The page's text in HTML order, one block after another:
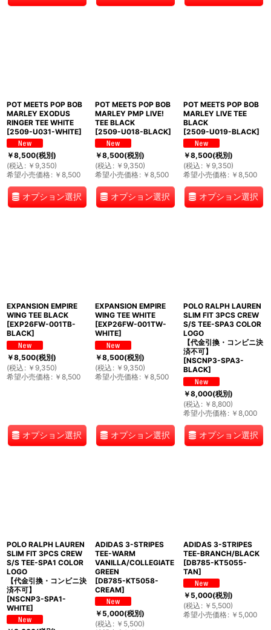
POT MEETS POP BOB
MARLEY EXODUS
RINGER TEE WHITE
[2509-U031-WHITE]
￥8,500(税別)
(税込 : ￥ 9,350)
希望小売価格: ￥ 8,500
オプション選択
POT MEETS POP BOB
MARLEY PMP LIVE!
TEE BLACK
[2509-U018-BLACK]
￥8,500(税別)
(税込 : ￥ 9,350)
希望小売価格: ￥ 8,500
オプション選択
POT MEETS POP BOB
MARLEY LIVE TEE
BLACK
[2509-U019-BLACK]
￥8,500(税別)
(税込 : ￥ 9,350)
希望小売価格: ￥ 8,500
オプション選択
EXPANSION EMPIRE
WING TEE BLACK
[EXP26FW-001TB-
BLACK]
￥8,500(税別)
(税込 : ￥ 9,350)
希望小売価格: ￥ 8,500
オプション選択
EXPANSION EMPIRE
WING TEE WHITE
[EXP26FW-001TW-
WHITE]
￥8,500(税別)
(税込 : ￥ 9,350)
希望小売価格: ￥ 8,500
オプション選択
POLO RALPH LAUREN
SLIM FIT 3PCS CREW
S/S TEE-SPA3 COLOR
LOGO
【代金引換・コンビニ決
済不可】
[NSCNP3-SPA3-
BLACK]
￥8,000(税別)
(税込 : ￥ 8,800)
希望小売価格: ￥ 8,000
オプション選択
POLO RALPH LAUREN
SLIM FIT 3PCS CREW
S/S TEE-SPA1 COLOR
LOGO
【代金引換・コンビニ決
済不可】
[NSCNP3-SPA1-
WHITE]
ADIDAS 3-STRIPES
TEE-WARM
VANILLA/COLLEGIATE
GREEN
[DB785-KT5058-
CREAM]
￥5,000(税別)
(税込 : ￥ 5,500)
ADIDAS 3-STRIPES
TEE-BRANCH/BLACK
[DB785-KT5055-
TAN]
￥5,000(税別)
(税込 : ￥ 5,500)
希望小売価格: ￥ 5,000